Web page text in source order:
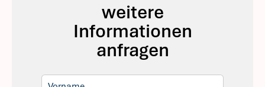
weitere
Informationen
anfragen